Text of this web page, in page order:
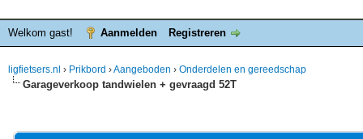
Welkom gast! Aanmelden Registreren
ligfietsers.nl › Prikbord ›Aangeboden › Onderdelen en gereedschap
Garageverkoop tandwielen + gevraagd 52T